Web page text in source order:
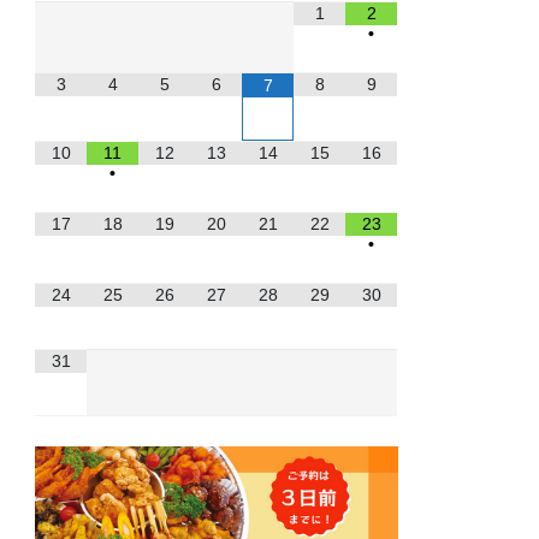
1
2
•
3 4 5 6 7 8 9
10
11
•
12 13 14 15 16
17 18 19 20 21 22
23
•
24 25 26 27 28 29 30
31